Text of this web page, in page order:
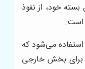
خود، از نفوذ
است.
استفاده می‌شود که
برای بخش خارجی